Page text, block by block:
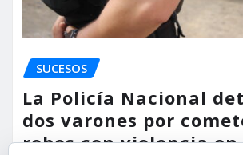
SUCESOS
La Policía Nacional
dos varones por
robos con violencia